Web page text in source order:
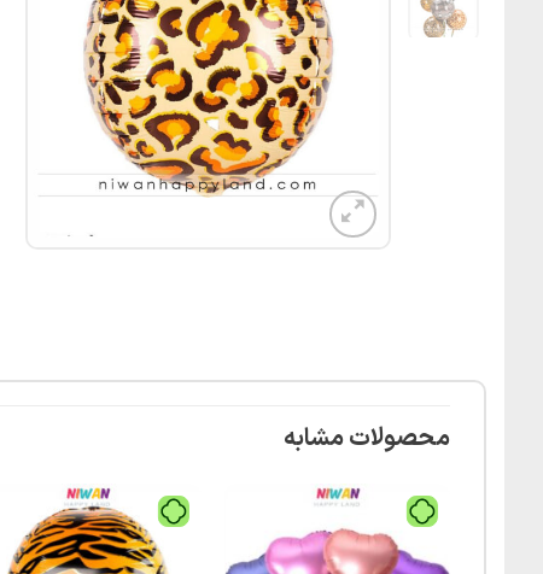
محصولات مشابه